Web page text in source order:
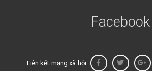
Facebook
Liên kết mạng xã hội: